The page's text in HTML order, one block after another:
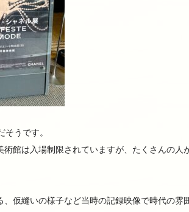
うです。
術館は入場制限されていますが、たくさんの
仮縫いの様子など当時の記録映像で時代の雰